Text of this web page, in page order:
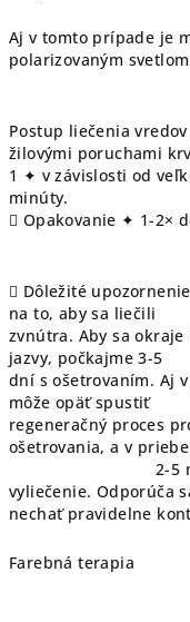
Aj v tomto prípade je
polarizovaným
Postup liečenia
žilovými poruchami
1 ✦ v závislosti od
minúty.
 Opakovanie ✦ 1-2×
 Dôležité
na to, aby sa liečili
zvnútra. Aby sa
jazvy, počkajme 3-5
dní s ošetrovaním. Aj
môže opäť spustiť
regeneračný proces
2-5 mesiacov
vyliečenie. Odporúča
nechať pravidelne
Farebná terapia